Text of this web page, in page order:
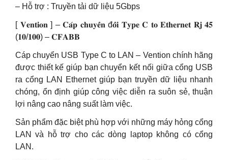
– Hỗ trợ : Truyền tải dữ liệu 5Gbps
[ 𝐕𝐞𝐧𝐭𝐢𝐨𝐧 ] – 𝐂𝐚́𝐩 𝐜𝐡𝐮𝐲𝐞̂̉𝐧 đ𝐨̂̉𝐢 𝐓𝐲𝐩𝐞 𝐂 𝐭𝐨 𝐄𝐭𝐡𝐞𝐫𝐧𝐞𝐭 𝐑𝐣 𝟒𝟓
(𝟏𝟎/𝟏𝟎𝟎) – 𝐂𝐅𝐀𝐁𝐁
Cáp chuyển USB Type C to LAN – Vention chính hãng
được thiết kế giúp bạn chuyển kết nối giữa cổng USB
ra cổng LAN Ethernet giúp bạn truyền dữ liệu nhanh
chóng, ổn định giúp công việc diễn ra suôn sẻ, thuận
lợi nâng cao nâng suất làm việc.
Sản phẩm đặc biệt phù hợp với những máy hỏng cổng
LAN và hỗ trợ cho các dòng laptop không có cổng
LAN.